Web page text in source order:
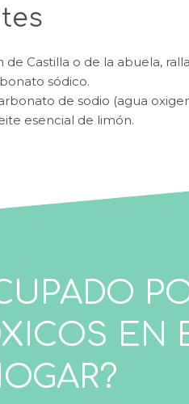
de Castilla o de la abuela,
sódico.
de sodio (agua
esencial de limón.
EN